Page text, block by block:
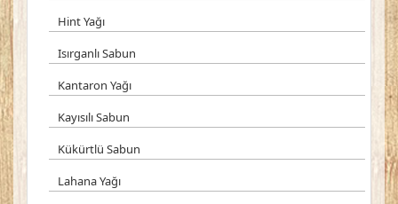
Hint Yağı
Isırganlı Sabun
Kantaron Yağı
Kayısılı Sabun
Kükürtlü Sabun
Lahana Yağı